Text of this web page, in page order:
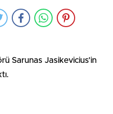
Sarunas Jasikevicius’in